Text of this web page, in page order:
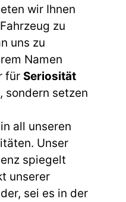
wir Ihnen
zu
uns zu
Namen
für Seriosität
, sondern setzen
all unseren
Unser
spiegelt
unserer
sei es in der